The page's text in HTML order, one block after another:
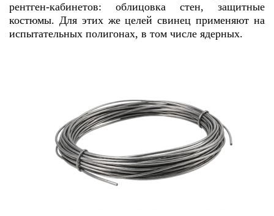
рентген-кабинетов: облицовка стен, защитные
костюмы. Для этих же целей свинец применяют на
испытательных полигонах, в том числе ядерных.